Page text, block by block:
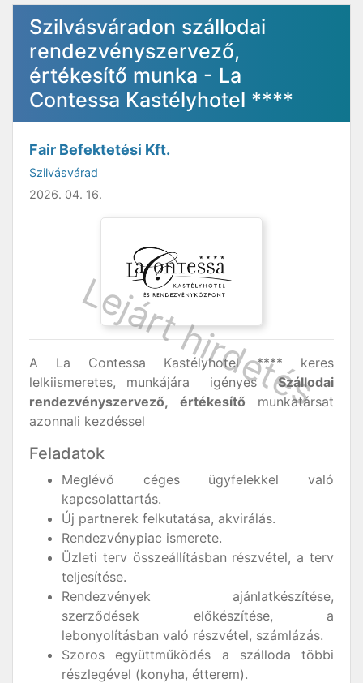
Szilvásváradon szállodai
rendezvényszervező,
értékesítő munka - La
Contessa Kastélyhotel ****
Fair Befektetési Kft.
Szilvásvárad
2026. 04. 16.
A La Contessa Kastélyhotel **** keres
lelkiismeretes, munkájára igényesSzállodai
rendezvényszervező, értékesítő munkatársat
azonnali kezdéssel
Feladatok
Meglévő céges ügyfelekkel való
kapcsolattartás.
Új partnerek felkutatása, akvirálás.
Rendezvénypiac ismerete.
Üzleti terv összeállításban részvétel, a terv
teljesítése.
Rendezvények ajánlatkészítése,
szerződések előkészítése, a
lebonyolításban való részvétel, számlázás.
Szoros együttműködés a szálloda többi
részlegével (konyha, étterem).